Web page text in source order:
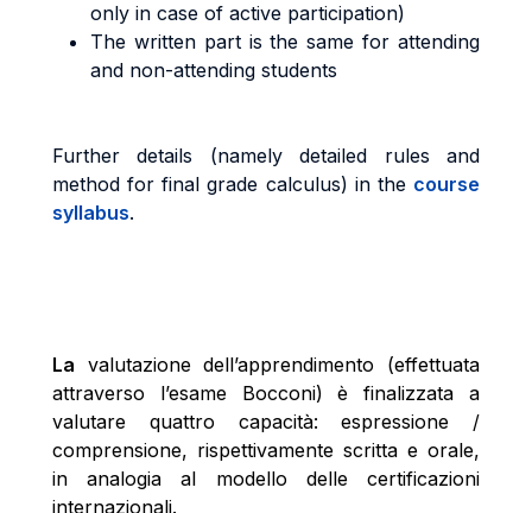
only in case of active participation)
The written part is the same for attending
and non-attending students
Further details (namely detailed rules and
method for final grade calculus) in the course
syllabus.
La valutazione dell’apprendimento (effettuata
attraverso l’esame Bocconi) è finalizzata a
valutare quattro capacità: espressione /
comprensione, rispettivamente scritta e orale,
in analogia al modello delle certificazioni
internazionali.